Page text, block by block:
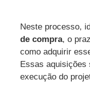
Neste processo,
de compra, o
como adquirir
Essas aquisições
execução do